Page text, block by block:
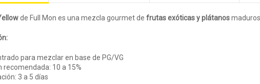
de Full Mon es una mezcla gourmet de frutas exóticas y plátanos
para mezclar en base de PG/VG
recomendada: 10 a 15%
3 a 5 días